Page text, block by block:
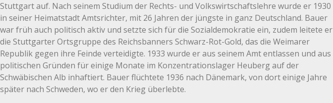
Stuttgart auf. Nach seinem Studium der Rechts- und Volkswirtschaftslehre wurde er 1930
in seiner Heimatstadt Amtsrichter, mit 26 Jahren der jüngste in ganz Deutschland. Bauer
war früh auch politisch aktiv und setzte sich für die Sozialdemokratie ein, zudem leitete er
die Stuttgarter Ortsgruppe des Reichsbanners Schwarz-Rot-Gold, das die Weimarer
Republik gegen ihre Feinde verteidigte. 1933 wurde er aus seinem Amt entlassen und aus
politischen Gründen für einige Monate im Konzentrationslager Heuberg auf der
Schwäbischen Alb inhaftiert. Bauer flüchtete 1936 nach Dänemark, von dort einige Jahre
später nach Schweden, wo er den Krieg überlebte.